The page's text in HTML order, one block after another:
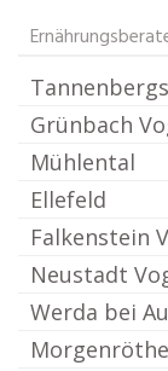
Grünbach
Mühlental
Ellefeld
Falkenstein
Neustadt
Werda bei